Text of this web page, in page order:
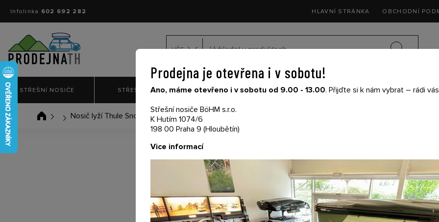
Infolinka 602 692 282 HLAVNÍ STRÁNKA OBCHODNÍ
VŠE
STŘEŠNÍ NOSIČE STŘEŠNÍ BOXY NOSIČE NA KOLA DĚTSKÉ KOČÁRKY
SEDAČKY DO
THULE
Nosič lyží Thule SnowPack 7324 4páry
7324 4PÁRY
Cena s DPH:
Prodejna je otevřena i v sobotu!
Ano, máme otevřeno i v sobotu od 9.00 - 13.00. Přijďte si k nám vybrat – rádi
Střešní nosiče BöHM s.r.o.
K Hutím 1074/6
198 00 Praha 9 (Hloubětín)
Vice informací